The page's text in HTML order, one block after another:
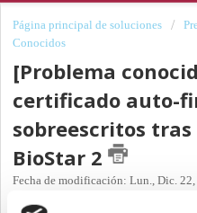
Página principal de soluciones
Conocidos
[Problema
certificado auto-
sobreescritos
BioStar 2
Fecha de modificación: Lun., Dic.